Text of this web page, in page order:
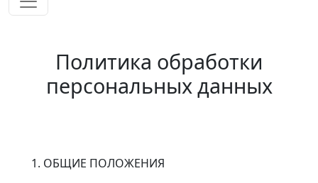
Политика обработки
персональных данных
1. ОБЩИЕ ПОЛОЖЕНИЯ